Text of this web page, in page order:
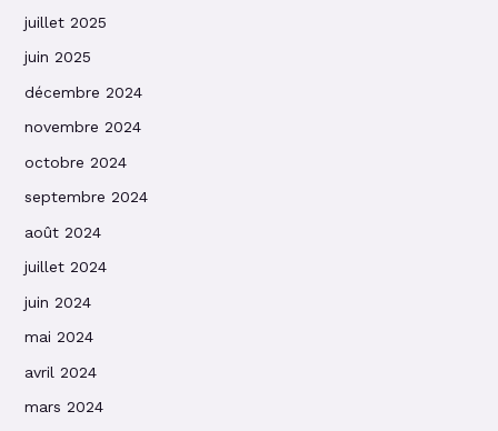
juillet 2025
juin 2025
décembre 2024
novembre 2024
octobre 2024
septembre 2024
août 2024
juillet 2024
juin 2024
mai 2024
avril 2024
mars 2024